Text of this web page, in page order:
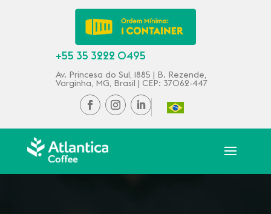
+55 35 3222 0495
Av. Princesa do Sul, 1885 | B. Rezende,
Varginha, MG, Brasil | CEP: 37062-447